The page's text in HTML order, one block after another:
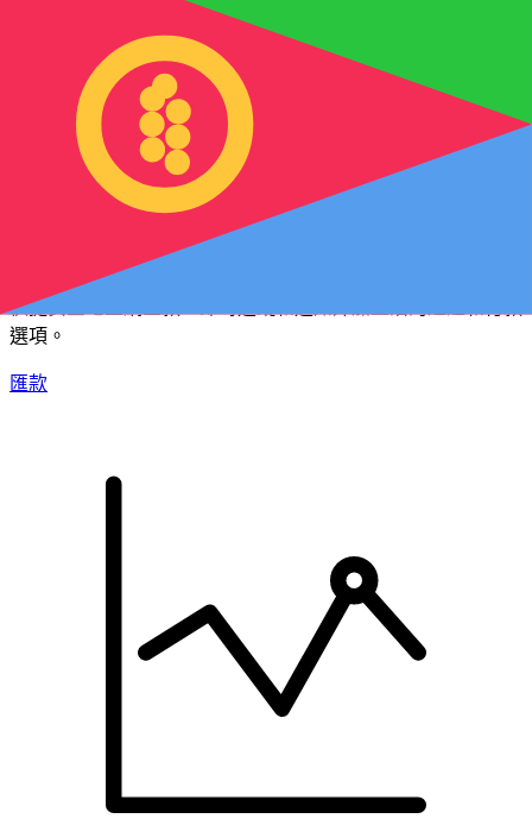
快捷安全地上網匯款。即時追蹤和通知外加靈活的遞送和付款
選項。
匯款